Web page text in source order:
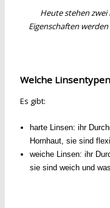
Heute stehen
Eigenschaften
Welche
Es gibt:
harte Linsen: ihr
Hornhaut, sie sind
weiche Linsen: ihr
sie sind weich und